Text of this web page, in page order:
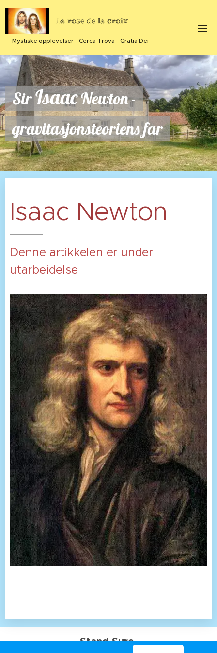
La rose de la croix
Mystiske opplevelser - Cerca Trova - Gratia Dei
SirIsaacNewton -
gravitasjonsteoriens far
Isaac Newton
Denne artikkelen er under
utarbeidelse
Stand Sure